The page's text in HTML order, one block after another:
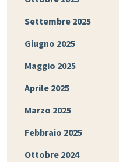
Settembre 2025
Giugno 2025
Maggio 2025
Aprile 2025
Marzo 2025
Febbraio 2025
Ottobre 2024